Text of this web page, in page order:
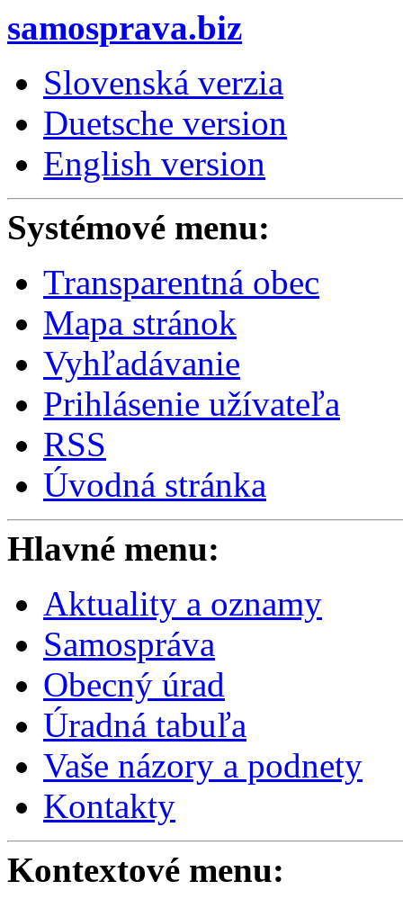
samosprava.biz
Slovenská verzia
Duetsche version
English version
Systémové menu:
Transparentná obec
Mapa stránok
Vyhľadávanie
Prihlásenie užívateľa
RSS
Úvodná stránka
Hlavné menu:
Aktuality a oznamy
Samospráva
Obecný úrad
Úradná tabuľa
Vaše názory a podnety
Kontakty
Kontextové menu: